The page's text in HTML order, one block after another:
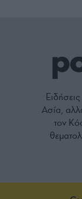
Ασία,
τον